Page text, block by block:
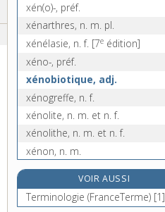
xén(o)-, préf.
xénarthres, n. m. pl.
xénélasie, n. f. [7e édition]
xéno-, préf.
xénobiotique, adj.
xénogreffe, n. f.
xénolite, n. m. et n. f.
xénolithe, n. m. et n. f.
xénon, n. m.
xénophile, adj.
xénophilie, n. f.
xénophobe, adj.
VOIR AUSSI
Terminologie (FranceTerme) [1]